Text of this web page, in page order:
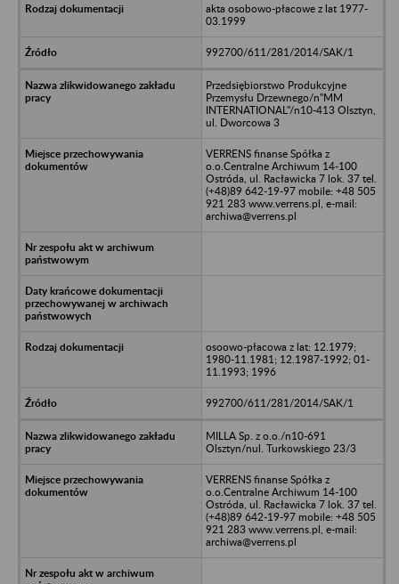
akta osobowo-płacowe z lat 1977-
03.1999
992700/611/281/2014/SAK/1
Przedsiębiorstwo Produkcyjne
Przemysłu Drzewnego/n"MM
INTERNATIONAL"/n10-413 Olsztyn,
ul. Dworcowa 3
VERRENS finanse Spółka z
o.o.Centralne Archiwum 14-100
Ostróda, ul. Racławicka 7 lok. 37 tel.
(+48)89 642-19-97 mobile: +48 505
921 283 www.verrens.pl, e-mail:
archiwa@verrens.pl
osoowo-płacowa z lat: 12.1979;
1980-11.1981; 12.1987-1992; 01-
11.1993; 1996
992700/611/281/2014/SAK/1
MILLA Sp. z o.o./n10-691
Olsztyn/nul. Turkowskiego 23/3
VERRENS finanse Spółka z
o.o.Centralne Archiwum 14-100
Ostróda, ul. Racławicka 7 lok. 37 tel.
(+48)89 642-19-97 mobile: +48 505
921 283 www.verrens.pl, e-mail:
archiwa@verrens.pl